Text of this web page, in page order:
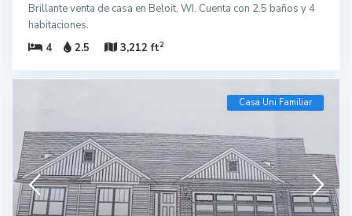
Brillante venta de casa en Beloit, WI. Cuenta con 2.5 baños y 4
habitaciones.
4
2.5 3,212 ft2
Casa Uni Familiar